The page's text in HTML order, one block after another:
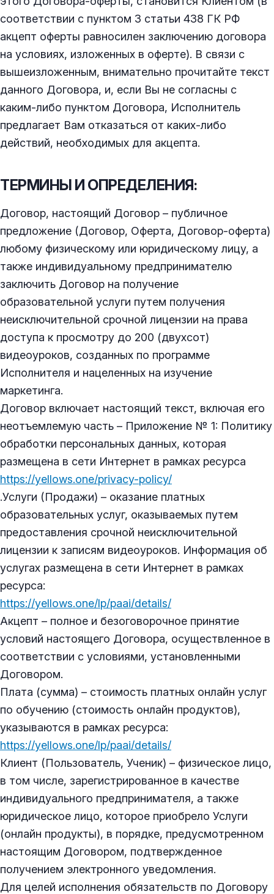
соответствии с пунктом 3 статьи 438 ГК РФ
акцепт оферты равносилен заключению договора
на условиях, изложенных в оферте). В связи с
вышеизложенным, внимательно прочитайте текст
данного Договора, и, если Вы не согласны с
каким-либо пунктом Договора, Исполнитель
предлагает Вам отказаться от каких-либо
действий, необходимых для акцепта.
ТЕРМИНЫ И ОПРЕДЕЛЕНИЯ:
Договор, настоящий Договор – публичное
предложение (Договор, Оферта, Договор-оферта)
любому физическому или юридическому лицу, а
также индивидуальному предпринимателю
заключить Договор на получение
образовательной услуги путем получения
неисключительной срочной лицензии на права
доступа к просмотру до 200 (двухсот)
видеоуроков, созданных по программе
Исполнителя и нацеленных на изучение
маркетинга.
Договор включает настоящий текст, включая его
неотъемлемую часть – Приложение № 1: Политику
обработки персональных данных, которая
размещена в сети Интернет в рамках ресурса
https://yellows.one/privacy-policy/
.Услуги (Продажи) – оказание платных
образовательных услуг, оказываемых путем
предоставления срочной неисключительной
лицензии к записям видеоуроков. Информация об
услугах размещена в сети Интернет в рамках
ресурса:
https://yellows.one/lp/paai/details/
Акцепт – полное и безоговорочное принятие
условий настоящего Договора, осуществленное в
соответствии с условиями, установленными
Договором.
Плата (сумма) – стоимость платных онлайн услуг
по обучению (стоимость онлайн продуктов),
указываются в рамках ресурса:
https://yellows.one/lp/paai/details/
Клиент (Пользователь, Ученик) – физическое лицо,
в том числе, зарегистрированное в качестве
индивидуального предпринимателя, а также
юридическое лицо, которое приобрело Услуги
(онлайн продукты), в порядке, предусмотренном
настоящим Договором, подтвержденное
получением электронного уведомления.
Для целей исполнения обязательств по Договору